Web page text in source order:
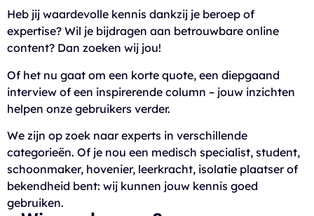
Heb jij waardevolle kennis dankzij je beroep of
expertise? Wil je bijdragen aan betrouwbare online
content? Dan zoeken wij jou!
Of het nu gaat om een korte quote, een diepgaand
interview of een inspirerende column – jouw inzichten
helpen onze gebruikers verder.
We zijn op zoek naar experts in verschillende
categorieën. Of je nou een medisch specialist, student,
schoonmaker, hovenier, leerkracht, isolatie plaatser of
bekendheid bent: wij kunnen jouw kennis goed
gebruiken.